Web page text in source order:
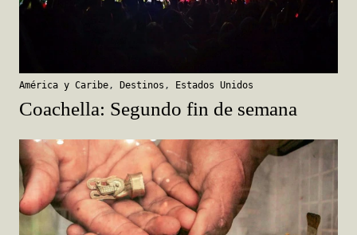
América y Caribe, Destinos , Estados Unidos
Coachella: Segundo fin de semana